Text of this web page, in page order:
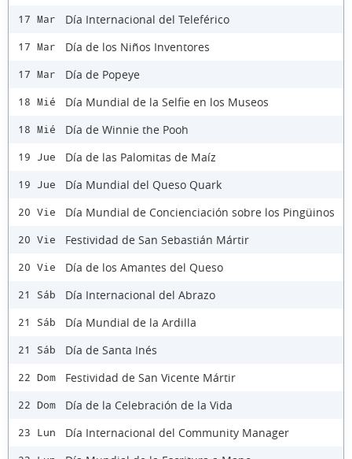
17 Mar Día Internacional del Teleférico
17 Mar Día de los Niños Inventores
17 Mar Día de Popeye
18 Mié Día Mundial de la Selfie en los Museos
18 Mié Día de Winnie the Pooh
19 Jue Día de las Palomitas de Maíz
19 Jue Día Mundial del Queso Quark
20 Vie Día Mundial de Concienciación sobre los Pingüinos
20 Vie Festividad de San Sebastián Mártir
20 Vie Día de los Amantes del Queso
21 Sáb Día Internacional del Abrazo
21 Sáb Día Mundial de la Ardilla
21 Sáb Día de Santa Inés
22 Dom Festividad de San Vicente Mártir
22 Dom Día de la Celebración de la Vida
23 Lun Día Internacional del Community Manager